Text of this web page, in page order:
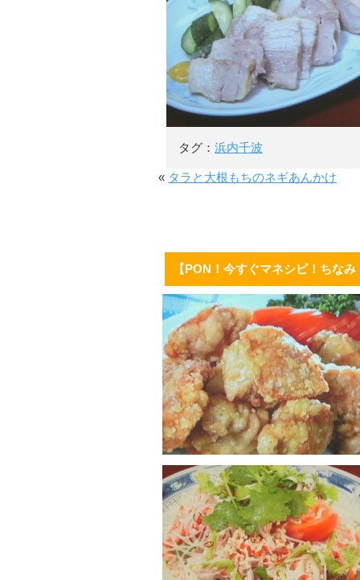
タグ： 浜内千波
« タラと大根もちのネギあんかけ
【PON！今すぐマネシピ！ちな